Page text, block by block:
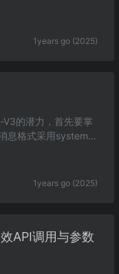
1years go (2025)
的潜力，首先要掌
息格式采用system-u
1years go (2025)
API调用与参数